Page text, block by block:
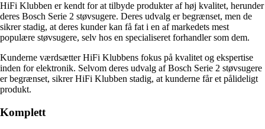
HiFi Klubben er kendt for at tilbyde produkter af høj kvalitet, herunder
deres Bosch Serie 2 støvsugere. Deres udvalg er begrænset, men de
sikrer stadig, at deres kunder kan få fat i en af markedets mest
populære støvsugere, selv hos en specialiseret forhandler som dem.
Kunderne værdsætter HiFi Klubbens fokus på kvalitet og ekspertise
inden for elektronik. Selvom deres udvalg af Bosch Serie 2 støvsugere
er begrænset, sikrer HiFi Klubben stadig, at kunderne får et pålideligt
produkt.
Komplett